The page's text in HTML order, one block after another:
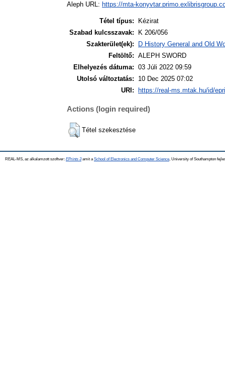
Aleph URL: https://mta-
Tétel típus:
Kézirat
Szabad kulcsszavak:
K 206/056
Szakterület(ek):
D History General and Old
Feltöltő: ALEPH SWORD
Elhelyezés dátuma: 03 Júli 2022 09:59
Utolsó változtatás:
10 Dec 2025 07:02
URI:
https://real-ms.mtak.hu/id/
Actions (login required)
Tétel szekesztése
REAL-MS, az alkalamzott szoftver: EPrints 3amit a School of Electronics and Computer Science , University of Southampton